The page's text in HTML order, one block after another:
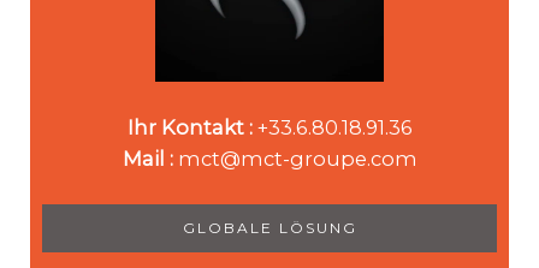
Ihr Kontakt : +33.6.80.18.91.36
Mail : mct@mct-groupe.com
GLOBALE LÖSUNG